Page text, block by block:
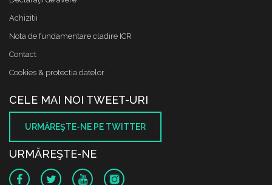
Achizitii
Nota de fundamentare cladire ICR
Contact
Cookies & protectia datelor
CELE MAI NOI TWEET-URI
URMĂREŞTE-NE PE TWITTER
URMĂREŞTE-NE